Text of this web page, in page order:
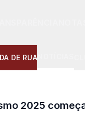
DE RUA
2025